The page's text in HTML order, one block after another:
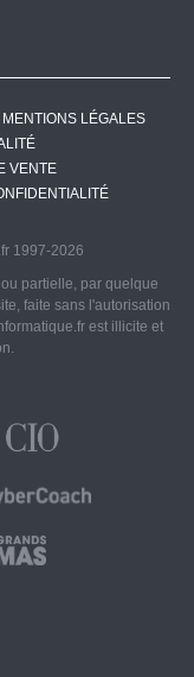
MENTIONS LÉGALES
VENTE
1997-2026
partielle, par quelque
faite sans l'autorisation
est illicite et